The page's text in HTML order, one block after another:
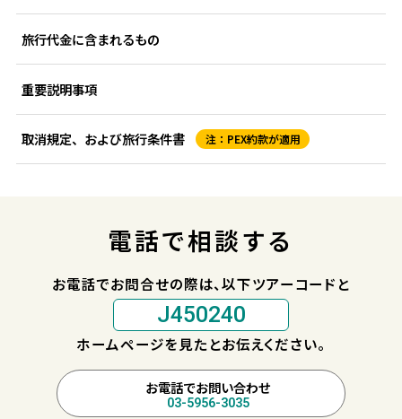
旅行代金に含まれるもの
重要説明事項
取消規定、および旅行条件書 注：PEX約款が適用
電話で相談する
お電話でお問合せの際は、以下ツアーコードと
J450240
ホームページを見たとお伝えください。
お電話でお問い合わせ
03-5956-3035